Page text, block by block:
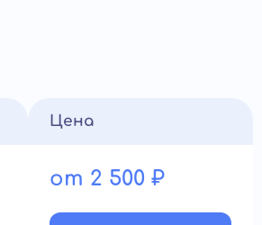
Цена
от 2 500 ₽